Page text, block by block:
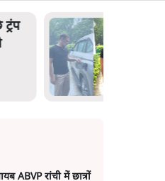
ABVP रांची में छात्रों